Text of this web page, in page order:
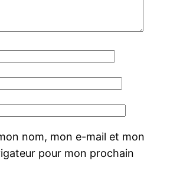
nom, mon e-mail et mon
pour mon prochain